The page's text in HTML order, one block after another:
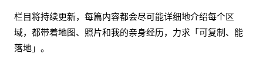
栏目将持续更新，每篇内容都会尽可能详细地介绍每个区
域，都带着地图、照片和我的亲身经历，力求「可复制、能
落地」。